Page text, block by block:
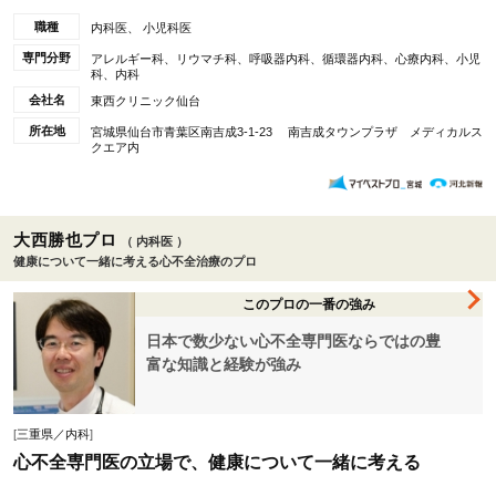
職種 内科医、 小児科医
専門分野
アレルギー科、リウマチ科、呼吸器内科、循環器内科、心療内科、小児
科、内科
会社名
東西クリニック仙台
所在地
宮城県仙台市青葉区南吉成3-1-23 南吉成タウンプラザ メディカルス
クエア内
大西勝也プロ
（ 内科医 ）
健康について一緒に考える心不全治療のプロ
このプロの一番の強み
日本で数少ない心不全専門医ならではの豊
富な知識と経験が強み
[三重県／内科]
心不全専門医の立場で、健康について一緒に考える